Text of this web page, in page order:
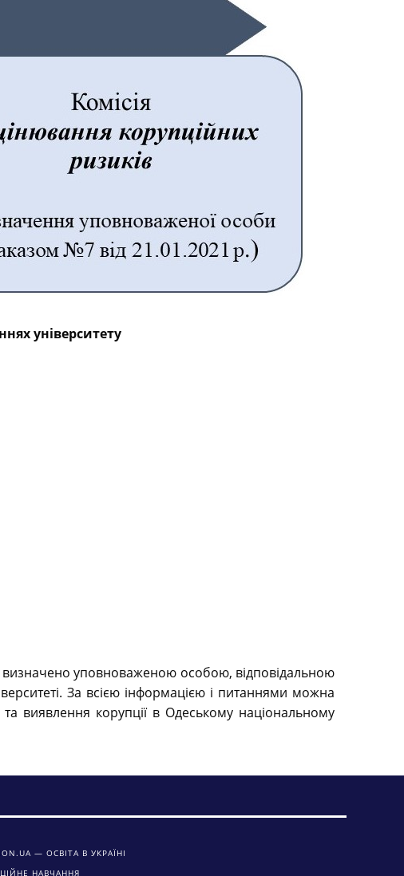
університету
визначено уповноваженою особою, відповідальною
За всією інформацією і питаннями можна
виявлення корупції в Одеському національному
— ОСВІТА В УКРАЇНІ
НАВЧАННЯ